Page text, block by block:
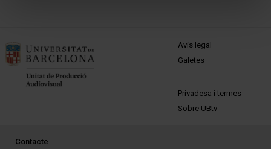
MENÚ PEU 1
Avís legal
Galetes
PEU 2
Privadesa i termes
Sobre UBtv
PEU 3
Contacte